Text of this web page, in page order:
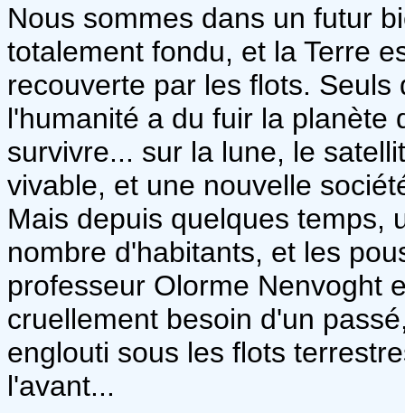
Nous sommes dans un futur
totalement fondu, et la Terre
recouverte par les flots.
l'humanité a du fuir la planète
survivre... sur la lune, le
vivable, et une nouvelle
Mais depuis quelques temps,
nombre d'habitants, et les
professeur Olorme Nenvoght
cruellement besoin d'un
englouti sous les flots
l'avant...